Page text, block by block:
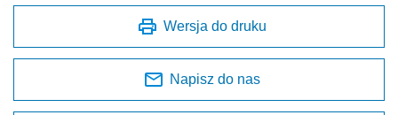
Wersja do druku
Napisz do nas